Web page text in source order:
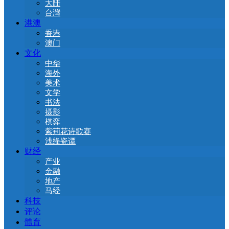
大陆
台灣
港澳
香港
澳门
文化
中华
海外
美术
文学
书法
摄影
棋弈
紫荊花诗歌赛
浅绛瓷谭
财经
产业
金融
地产
马经
科技
评论
體育